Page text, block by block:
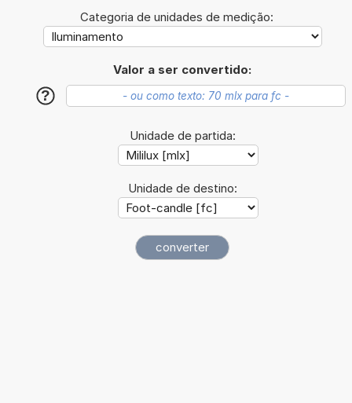
Categoria de unidades de medição:
Valor a ser convertido:
?
Unidade de partida:
Unidade de destino: